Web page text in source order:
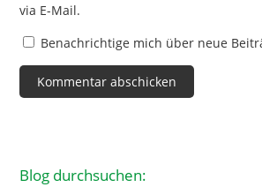
via E-Mail.
Benachrichtige mich über neue
Blog durchsuchen: